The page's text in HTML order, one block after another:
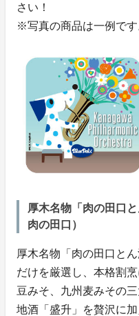
さい！
※写真の商品は一例です
厚木名物「肉の田口
肉の田口）
厚木名物「肉の田口と
だけを厳選し、本格割
豆みそ、九州麦みその
地酒「盛升」を贅沢に